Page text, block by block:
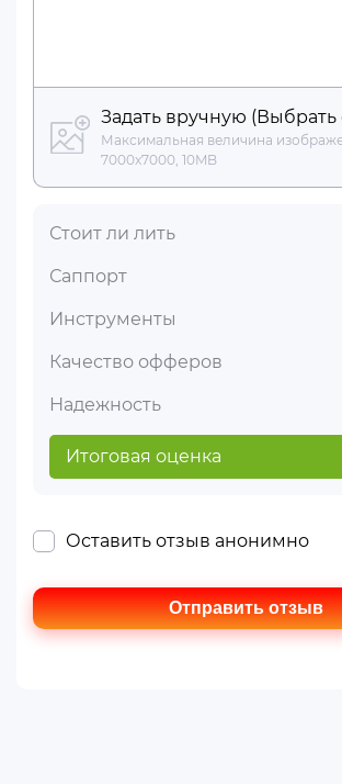
Стоит ли лить
Саппорт
Инструменты
Качество офферов
Надежность
Итоговая оценка
Задать вручную (Выбрать
Максимальная величина
7000x7000, 10MB
Оставить отзыв анонимно
Отправить отзыв